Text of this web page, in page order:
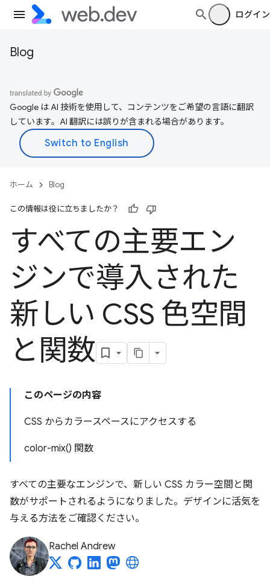
ログイン
Blog
Google は AI 技術を使用して、コンテンツをご希望の言語に翻訳
しています。AI 翻訳には誤りが含まれる場合があります。
ホーム Blog
この情報は役に立ちましたか？
すべての主要エン
ジンで導入された
新しい CSS 色空間
と関数
このページの内容
CSS からカラースペースにアクセスする
color-mix() 関数
すべての主要なエンジンで、新しい CSS カラー空間と関
数がサポートされるようになりました。デザインに活気を
与える方法をご確認ください。
Rachel Andrew